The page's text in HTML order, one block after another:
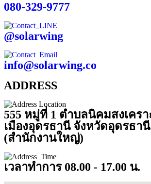
080-329-9777
@solarwing
info@solarwing.co
ADDRESS
555 หมู่ที่ 1 ตำบลนิคมสงเครา
เมืองอุดรธานี จังหวัดอุดรธานี
(สำนักงานใหญ่)
เวลาทำการ 08.00 - 17.00 น.